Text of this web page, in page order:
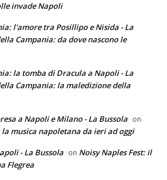
invade Napoli
l'amore tra Posillipo e Nisida - La
Campania: da dove nascono le
la tomba di Dracula a Napoli - La
Campania: la maledizione della
a Napoli e Milano - La Bussola on
musica napoletana da ieri ad oggi
- La Bussola on Noisy Naples Fest: il
Flegrea